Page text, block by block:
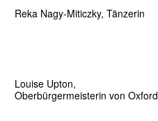
Reka Nagy-Miticzky, Tänzerin
Louise Upton,
Oberbürgermeisterin von Oxford